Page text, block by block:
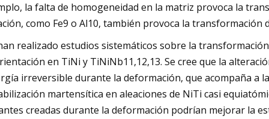
la falta de homogeneidad en la matriz provoca la
como Fe9 o Al10, también provoca la transformación
realizado estudios sistemáticos sobre la
en TiNi y TiNiNb11,12,13. Se cree que la
irreversible durante la deformación, que acompaña a
martensítica en aleaciones de NiTi casi
creadas durante la deformación podrían mejorar la